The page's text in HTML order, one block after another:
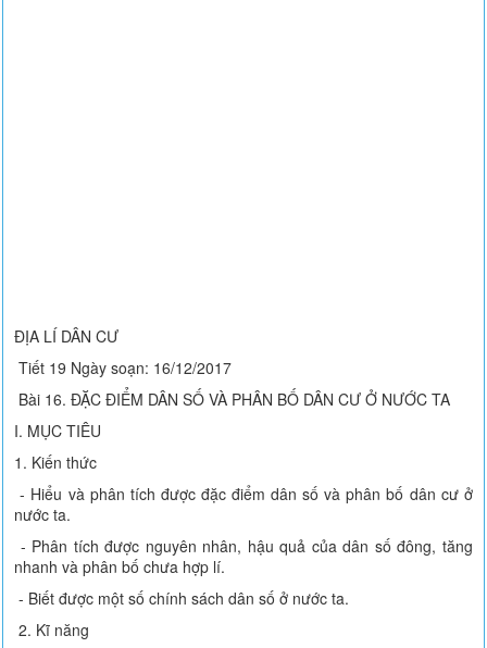
ĐỊA LÍ DÂN CƯ
Tiết 19 Ngày soạn: 16/12/2017
Bài 16. ĐẶC ĐIỂM DÂN SỐ VÀ PHÂN BỐ DÂN CƯ Ở NƯỚC TA
I. MỤC TIÊU
1. Kiến thức
- Hiểu và phân tích được đặc điểm dân số và phân bố dân cư ở
nước ta.
- Phân tích được nguyên nhân, hậu quả của dân số đông, tăng
nhanh và phân bố chưa hợp lí.
- Biết được một số chính sách dân số ở nước ta.
2. Kĩ năng